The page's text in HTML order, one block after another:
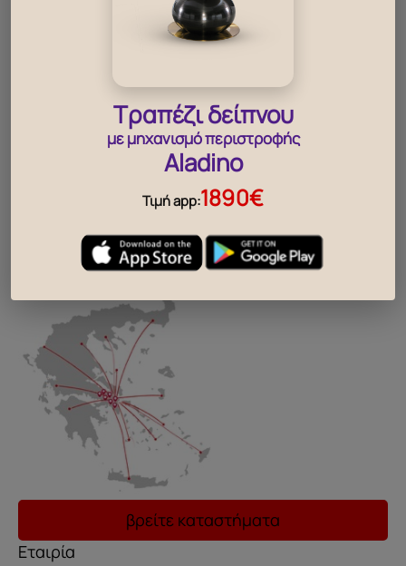
βρες, το κοντινότερο σου
κατάστημα
βρείτε καταστήματα
Εταιρία
Τραπέζι δείπνου
με μηχανισμό περιστροφής
Aladino
Τιμή app:1890€